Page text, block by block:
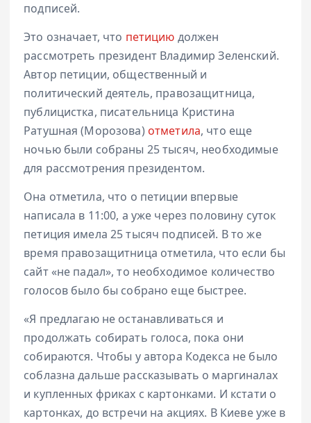
подписей.
Это означает, что петицию должен
рассмотреть президент Владимир Зеленский.
Автор петиции, общественный и
политический деятель, правозащитница,
публицистка, писательница Кристина
Ратушная (Морозова) отметила, что еще
ночью были собраны 25 тысяч, необходимые
для рассмотрения президентом.
Она отметила, что о петиции впервые
написала в 11:00, а уже через половину суток
петиция имела 25 тысяч подписей. В то же
время правозащитница отметила, что если бы
сайт «не падал», то необходимое количество
голосов было бы собрано еще быстрее.
«Я предлагаю не останавливаться и
продолжать собирать голоса, пока они
собираются. Чтобы у автора Кодекса не было
соблазна дальше рассказывать о маргиналах
и купленных фриках с картонками. И кстати о
картонках, до встречи на акциях. В Киеве уже в